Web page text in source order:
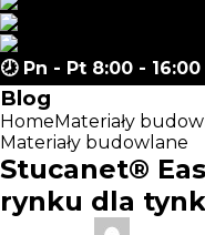
🕗 Pn - Pt 8:00 - 16:00
Blog
HomeMateriały
Materiały budowlane
Stucanet®
rynku dla